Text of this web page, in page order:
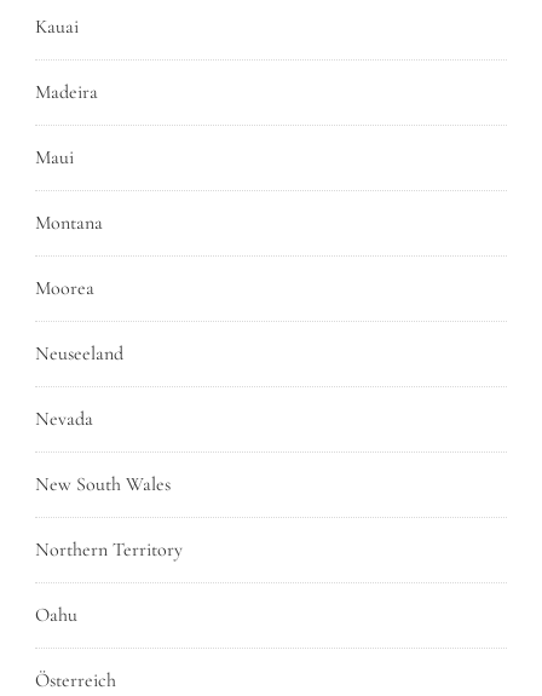
Kauai
Madeira
Maui
Montana
Moorea
Neuseeland
Nevada
New South Wales
Northern Territory
Oahu
Österreich